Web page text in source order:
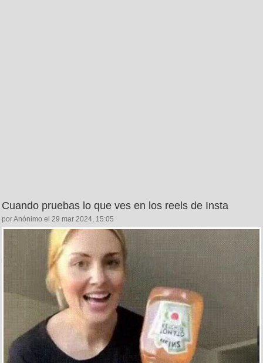
Cuando pruebas lo que ves en los reels de Insta
por Anónimo el 29 mar 2024, 15:05